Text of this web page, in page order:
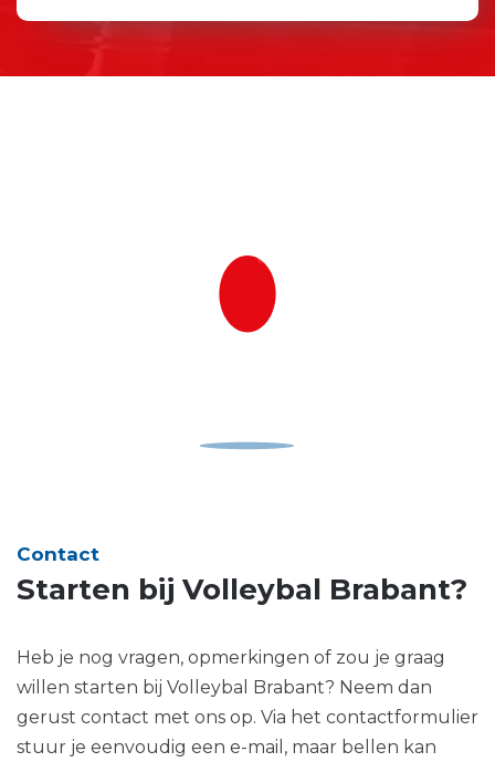
Contact
Starten bij Volleybal Brabant?
Heb je nog vragen, opmerkingen of zou je graag
willen starten bij Volleybal Brabant? Neem dan
gerust contact met ons op. Via het contactformulier
stuur je eenvoudig een e-mail, maar bellen kan